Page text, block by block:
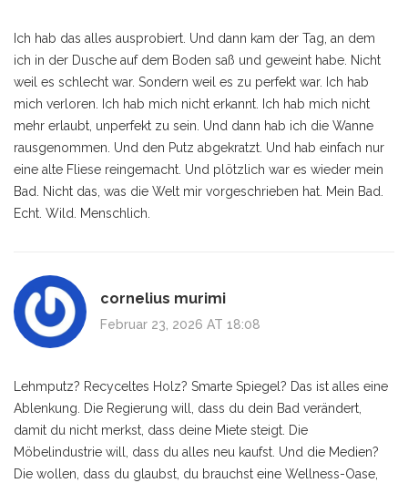
Ich hab das alles ausprobiert. Und dann kam der Tag, an dem
ich in der Dusche auf dem Boden saß und geweint habe. Nicht
weil es schlecht war. Sondern weil es zu perfekt war. Ich hab
mich verloren. Ich hab mich nicht erkannt. Ich hab mich nicht
mehr erlaubt, unperfekt zu sein. Und dann hab ich die Wanne
rausgenommen. Und den Putz abgekratzt. Und hab einfach nur
eine alte Fliese reingemacht. Und plötzlich war es wieder mein
Bad. Nicht das, was die Welt mir vorgeschrieben hat. Mein Bad.
Echt. Wild. Menschlich.
cornelius murimi
Februar 23, 2026 AT 18:08
Lehmputz? Recyceltes Holz? Smarte Spiegel? Das ist alles eine
Ablenkung. Die Regierung will, dass du dein Bad verändert,
damit du nicht merkst, dass deine Miete steigt. Die
Möbelindustrie will, dass du alles neu kaufst. Und die Medien?
Die wollen, dass du glaubst, du brauchst eine Wellness-Oase,